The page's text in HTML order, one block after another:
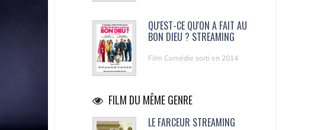
QU'EST-CE QU'ON A FAIT AU
BON DIEU ? STREAMING
Film Comédie sorti en 2014
FILM DU MÊME GENRE
LE FARCEUR STREAMING